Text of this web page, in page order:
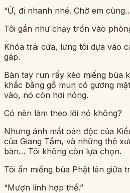
“Ừ, đi nhanh nhé. Chờ em
Tôi gần như chạy trốn vào
Khóa trái cửa, lưng tôi dựa vào
gáp.
Bàn tay run rẩy kéo miếng bùa
khắc bằng gỗ mun có gương
vào, nó còn hơi nóng.
Có nên làm theo lời nó không?
Nhưng ánh mắt oán độc của
của Giang Tầm, và những thẻ
bàn… Tôi không còn lựa chọn.
Tôi ấn miếng bùa Phật lên giữa
“Mượn linh hợp thể.”